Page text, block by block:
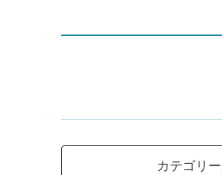
カテゴリ